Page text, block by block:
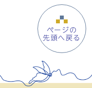
ページの
先頭へ戻る